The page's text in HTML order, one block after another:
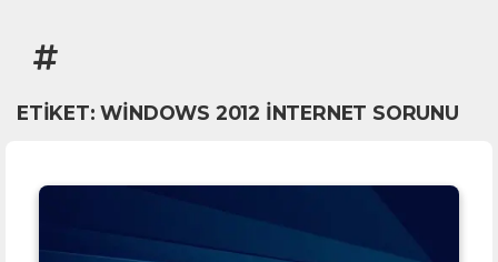
ETIKET:WINDOWS 2012 INTERNET SORUNU